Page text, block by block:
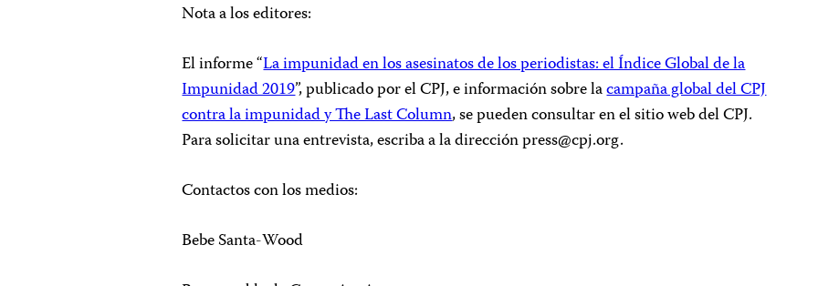
Nota a los editores:
El informe “La impunidad en los asesinatos de los periodistas: el Índice Global de la
Impunidad 2019”, publicado por el CPJ, e información sobre lacampaña global del CPJ
contra la impunidad y The Last Column, se pueden consultar en el sitio web del CPJ.
Para solicitar una entrevista, escriba a la direcciónpress@cpj.org.
Contactos con los medios:
Bebe Santa-Wood